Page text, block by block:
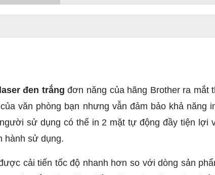
đen trắng đơn năng của hãng Brother ra mắt
văn phòng bạn nhưng vẫn đảm bảo khả năng
sử dụng có thể in 2 mặt tự động đầy tiện lợi
hành sử dụng.
cải tiến tốc độ nhanh hơn so với dòng sản